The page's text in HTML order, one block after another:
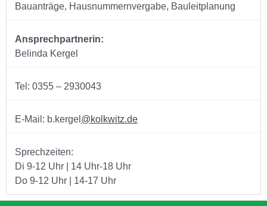
Bauanträge, Hausnummernvergabe, Bauleitplanung
Ansprechpartnerin:
Belinda Kergel
Tel: 0355 – 2930043
E-Mail: b.kergel @kolkwitz.de
Sprechzeiten:
Di 9-12 Uhr | 14 Uhr-18 Uhr
Do 9-12 Uhr | 14-17 Uhr